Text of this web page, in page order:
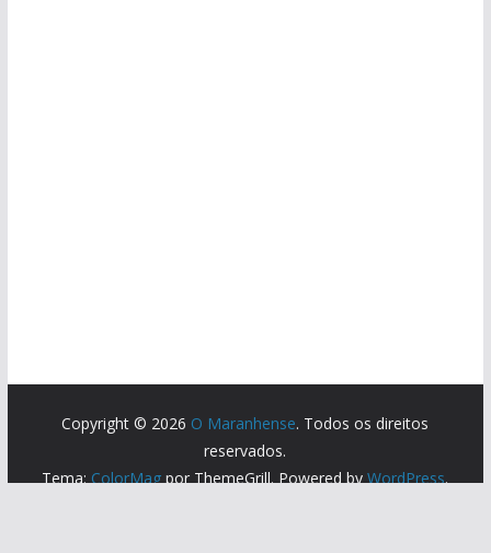
Copyright © 2026 O Maranhense. Todos os direitos
reservados.
Tema: ColorMag por ThemeGrill. Powered byWordPress.